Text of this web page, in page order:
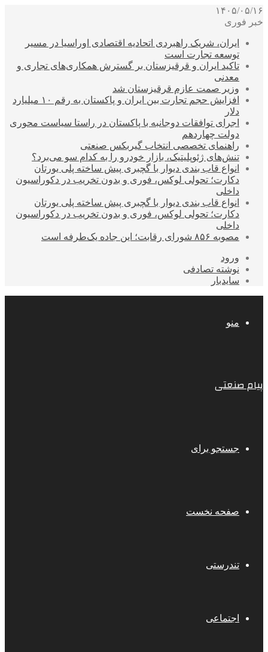
۱۴۰۵/۰۵/۱۶
خبر فوری
ایران، شریک راهبردی اتحادیه اقتصادی اوراسیا در مسیر
توسعه تجارت است
تاکید ایران و قرقیزستان بر گسترش همکاری‌های تجاری و
معدنی
وزیر صمت عازم قرقیزستان شد
افزایش حجم تجارت بین ایران و پاکستان به رقم ۱۰ میلیارد
دلار
اجرای توافقات دوجانبه با پاکستان در راستا سیاست محوری
دولت چهاردهم
راهنمای تخصصی انتخاب گیربکس صنعتی
تنش‌های ژئوپلیتیک، بازار خودرو را به کدام سو می‌برد؟
انواع قاب بندی دیوار با گچبری پیش ساخته پلی یورتان
دکارت؛ تحولی لوکس، فوری و بدون تخریب در دکوراسیون
داخلی
انواع قاب بندی دیوار با گچبری پیش ساخته پلی یورتان
دکارت؛ تحولی لوکس، فوری و بدون تخریب در دکوراسیون
داخلی
مصوبه ۸۵۶ شورای رقابت؛ این جاده یک‌طرفه است
ورود
نوشته تصادفی
سایدبار
منو
پیام صنعتی
جستجو برای
صفحه نخست
تندرستی
اجتماعی